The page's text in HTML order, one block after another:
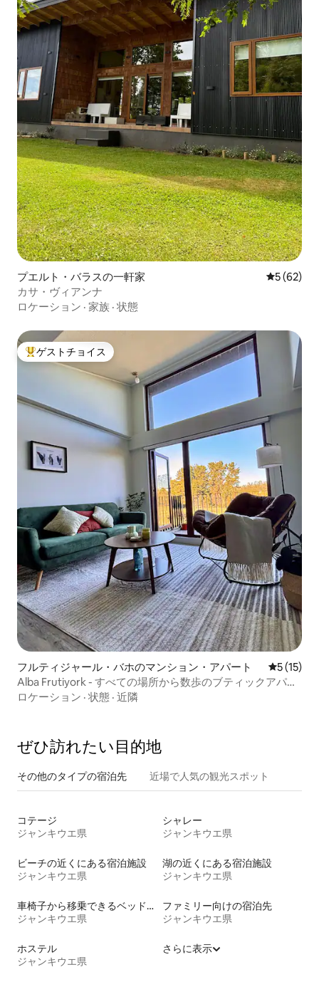
プエルト・バラスの一軒家 レビュー
5 (62)
カサ・ヴィアンナ
ロケーション · 家族 · 状態
大好評のゲストチョイスです。
ゲストチョイス
フルティジャール・バホのマンション・アパート レビュー
5 (15)
Alba Frutiyork - すべての場所から数歩のブティックアパー
トメント
ロケーション · 状態 · 近隣
ぜひ訪⁠れ⁠た⁠い目⁠的⁠地
その他のタ⁠イ⁠プ⁠の宿⁠泊⁠先 近場で人気の観光スポット
コテージ
ジャンキウエ県
シャレー
ジャンキウエ県
ビーチの近くにある宿泊施設
ジャンキウエ県
湖の近くにある宿泊施設
ジャンキウエ県
車椅子から移乗できるベッドがある宿泊施設
ジャンキウエ県
ファミリー向けの宿泊先
ジャンキウエ県
ホステル
ジャンキウエ県
さらに表示